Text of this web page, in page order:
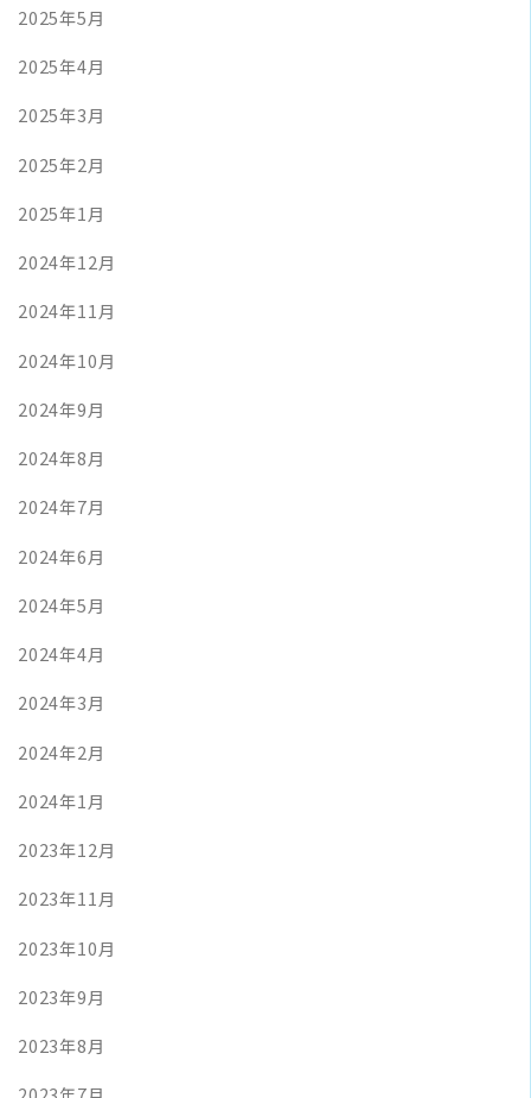
2025年5月
2025年4月
2025年3月
2025年2月
2025年1月
2024年12月
2024年11月
2024年10月
2024年9月
2024年8月
2024年7月
2024年6月
2024年5月
2024年4月
2024年3月
2024年2月
2024年1月
2023年12月
2023年11月
2023年10月
2023年9月
2023年8月